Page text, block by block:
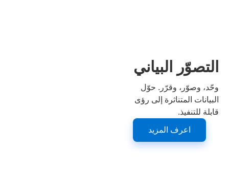
التصوّر البياني
وحّد، وصوّر، وقرّر. حوّل
البيانات المتناثرة إلى رؤى
قابلة للتنفيذ.
اعرف المزيد